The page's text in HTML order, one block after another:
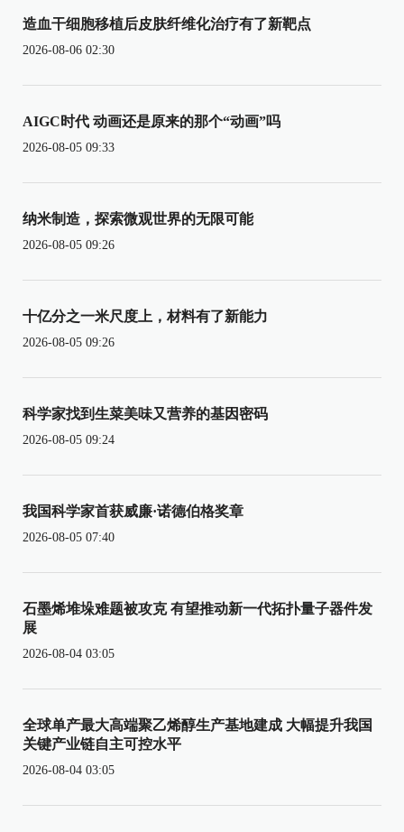
造血干细胞移植后皮肤纤维化治疗有了新靶点
2026-08-06 02:30
AIGC时代 动画还是原来的那个“动画”吗
2026-08-05 09:33
纳米制造，探索微观世界的无限可能
2026-08-05 09:26
十亿分之一米尺度上，材料有了新能力
2026-08-05 09:26
科学家找到生菜美味又营养的基因密码
2026-08-05 09:24
我国科学家首获威廉·诺德伯格奖章
2026-08-05 07:40
石墨烯堆垛难题被攻克 有望推动新一代拓扑量子器件发
展
2026-08-04 03:05
全球单产最大高端聚乙烯醇生产基地建成 大幅提升我国
关键产业链自主可控水平
2026-08-04 03:05